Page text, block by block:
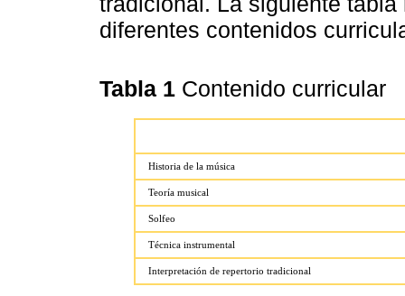
diferentes contenidos
Tabla 1 Contenido curricular
Historia de la música
Teoría musical
Solfeo
Técnica instrumental
Interpretación de repertorio tradicional